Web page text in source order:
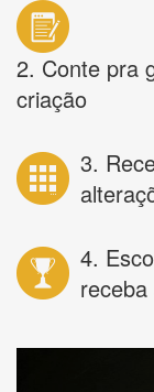
2. Conte pra
criação
3.
4.